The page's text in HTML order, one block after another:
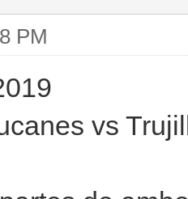
PM
vs